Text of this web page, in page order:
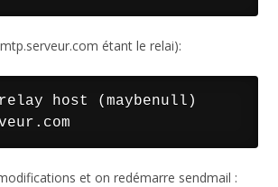
étant le relai):
host (maybenull)
et on redémarre sendmail :